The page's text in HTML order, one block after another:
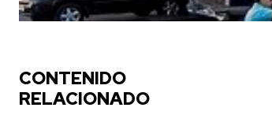
CONTENIDO
RELACIONADO